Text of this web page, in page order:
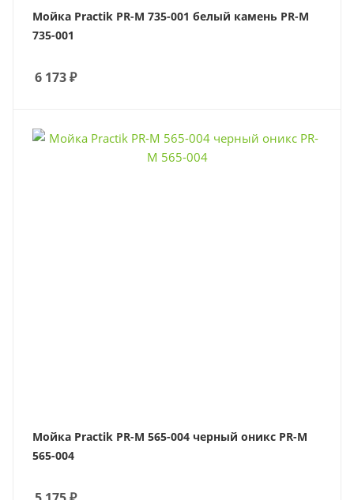
Мойка Practik PR-M 735-001 белый камень PR-M
735-001
6 173₽
Мойка Practik PR-M 565-004 черный оникс PR-M
565-004